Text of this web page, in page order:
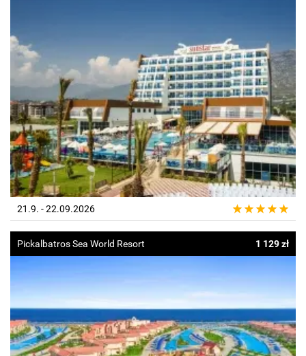
21.9. - 22.09.2026
Pickalbatros Sea World Resort 1 129 zł